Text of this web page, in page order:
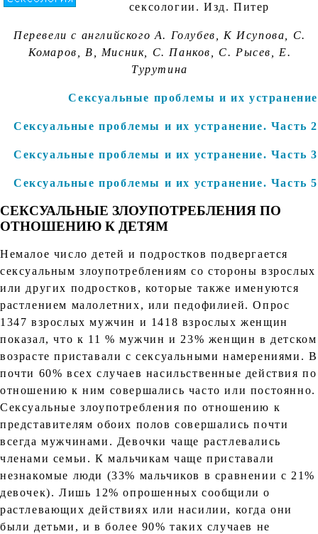
сексологии. Изд. Питер
Перевели с английского А. Голубев, К Исупова, С.
Комаров, В, Мисник, С. Панков, С. Рысев, Е.
Турутина
Сексуальные проблемы и их устранение
Сексуальные проблемы и их устранение. Часть 2
Сексуальные проблемы и их устранение. Часть 3
Сексуальные проблемы и их устранение. Часть 5
СЕКСУАЛЬНЫЕ ЗЛОУПОТРЕБЛЕНИЯ ПО
ОТНОШЕНИЮ К ДЕТЯМ
Немалое число детей и подростков подвергается
сексуальным злоупотреблениям со стороны взрослых
или других подростков, которые также именуются
растлением малолетних, или педофилией. Опрос
1347 взрослых мужчин и 1418 взрослых женщин
показал, что к 11 % мужчин и 23% женщин в детском
возрасте приставали с сексуальными намерениями. В
почти 60% всех случаев насильственные действия по
отношению к ним совершались часто или постоянно.
Сексуальные злоупотребления по отношению к
представителям обоих полов совершались почти
всегда мужчинами. Девочки чаще растлевались
членами семьи. К мальчикам чаще приставали
незнакомые люди (33% мальчиков в сравнении с 21%
девочек). Лишь 12% опрошенных сообщили о
растлевающих действиях или насилии, когда они
были детьми, и в более 90% таких случаев не